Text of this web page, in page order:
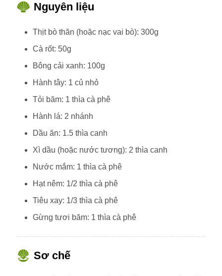
Nguyên liệu
Thịt bò thăn (hoặc nạc vai bò): 300g
Cà rốt: 50g
Bông cải xanh: 100g
Hành tây: 1 củ nhỏ
Tỏi băm: 1 thìa cà phê
Hành lá: 2 nhánh
Dầu ăn: 1.5 thìa canh
Xì dầu (hoặc nước tương): 2 thìa canh
Nước mắm: 1 thìa cà phê
Hạt nêm: 1/2 thìa cà phê
Tiêu xay: 1/3 thìa cà phê
Gừng tươi băm: 1 thìa cà phê
Sơ chế